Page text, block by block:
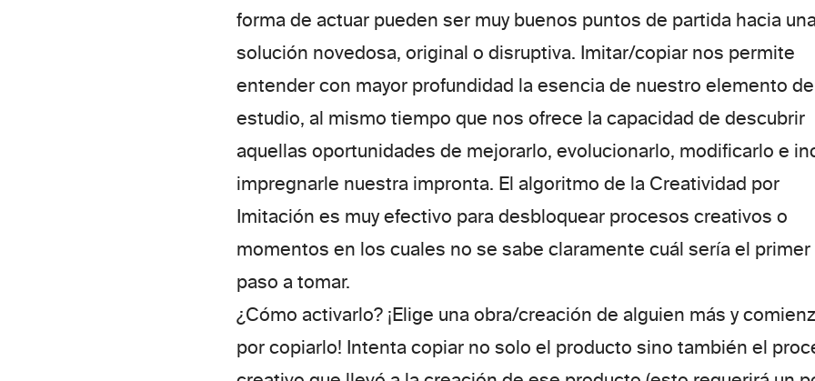
forma de actuar pueden ser muy buenos puntos de partida hacia
solución novedosa, original o disruptiva. Imitar/copiar nos permite
entender con mayor profundidad la esencia de nuestro elemento de
estudio, al mismo tiempo que nos ofrece la capacidad de descubrir
aquellas oportunidades de mejorarlo, evolucionarlo, modificarlo e
impregnarle nuestra impronta. El algoritmo de la Creatividad por
Imitación es muy efectivo para desbloquear procesos creativos o
momentos en los cuales no se sabe claramente cuál sería el primer
paso a tomar.
¿Cómo activarlo? ¡Elige una obra/creación de alguien más y
por copiarlo! Intenta copiar no solo el producto sino también el